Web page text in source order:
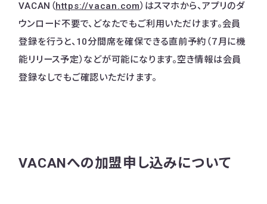
VACAN（https://vacan.com）はスマホから、アプリのダ
ウンロード不要で、どなたでもご利用いただけます。会員
登録を行うと、10分間席を確保できる直前予約（７月に機
能リリース予定）などが可能になります。空き情報は会員
登録なしでもご確認いただけます。
VACANへの加盟申し込みについて